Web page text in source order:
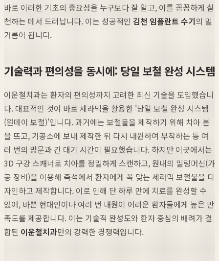
바로 이러한 기초의 중요성을 누구보다 잘 알고, 이를 꼼꼼하게 실
천하는 데서 드러납니다. 이는 성공적인 김천 임플란트 수기의 밑
거름이 됩니다.
기술력과 편의성을 동시에: 당일 보철 완성 시스템
이운철치과는 환자의 편의성까지 고려한 최신 기술을 도입했습니
다. 대표적인 것이 바로 세라믹을 활용한 '당일 보철 완성 시스템
(원데이 보철)'입니다. 과거에는 보철물을 제작하기 위해 치아 본
을 뜨고, 기공소에 보내 제작한 뒤 다시 내원하여 부착하는 등 여
러 번의 방문과 긴 대기 시간이 필요했습니다. 하지만 이곳에서는
3D 구강 스캐너로 치아를 정밀하게 스캔하고, 원내의 밀링머신(가
공 장비)을 이용해 즉석에서 환자에게 꼭 맞는 세라믹 보철물을 디
자인하고 제작합니다. 이로 인해 단 하루 만에 치료를 완성할 수
있어, 바쁜 현대인이나 여러 번 내원이 어려운 환자들에게 높은 만
족도를 제공합니다. 이는 기술적 완성도와 환자 중심의 배려가 결
합된 이운철치과만의 강력한 경쟁력입니다.